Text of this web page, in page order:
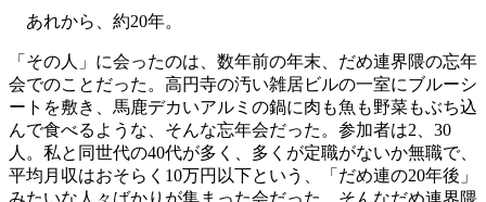
あれから、約20年。
「その人」に会ったのは、数年前の年末、だめ連界隈の忘年
会でのことだった。高円寺の汚い雑居ビルの一室にブルーシ
ートを敷き、馬鹿デカいアルミの鍋に肉も魚も野菜もぶち込
んで食べるような、そんな忘年会だった。参加者は2、30
人。私と同世代の40代が多く、多くが定職がないか無職で、
平均月収はおそらく10万円以下という、「だめ連の20年後」